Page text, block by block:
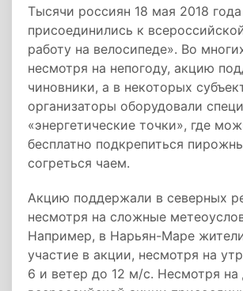
Тысячи россиян 18 мая 2018 года
присоединились к
работу на велосипеде». Во
несмотря на непогоду, акцию
чиновники, а в некоторых
организаторы оборудовали
«энергетические точки», где
бесплатно подкрепиться
согреться чаем.
Акцию поддержали в северных
несмотря на сложные
Например, в Нарьян-Маре
участие в акции, несмотря на
6 и ветер до 12 м/с. Несмотря